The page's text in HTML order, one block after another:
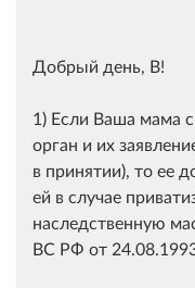
Добрый день, В!
1) Если Ваша мама с
орган и их
в принятии), то ее
ей в случае
наследственную
ВС РФ от